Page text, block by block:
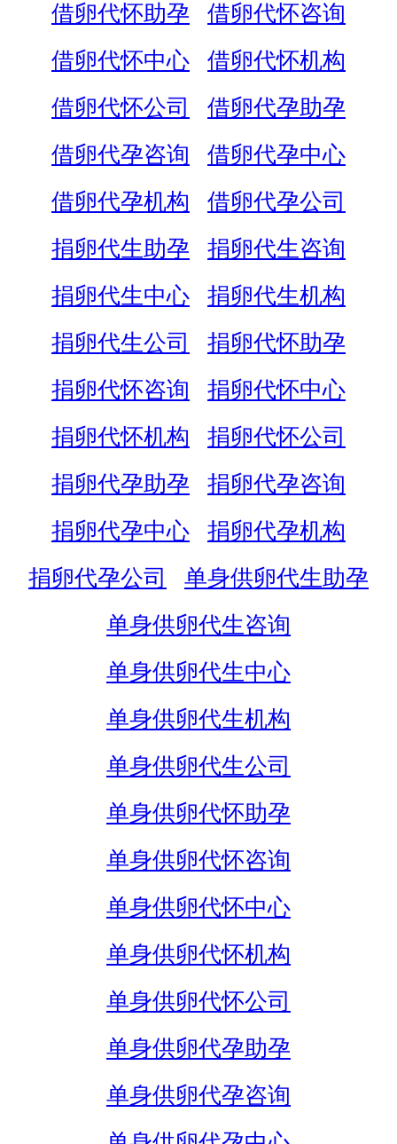
借卵代怀助孕
借卵代怀咨询
借卵代怀中心
借卵代怀机构
借卵代怀公司
借卵代孕助孕
借卵代孕咨询
借卵代孕中心
借卵代孕机构
借卵代孕公司
捐卵代生助孕
捐卵代生咨询
捐卵代生中心
捐卵代生机构
捐卵代生公司
捐卵代怀助孕
捐卵代怀咨询
捐卵代怀中心
捐卵代怀机构
捐卵代怀公司
捐卵代孕助孕
捐卵代孕咨询
捐卵代孕中心
捐卵代孕机构
捐卵代孕公司
单身供卵代生助孕
单身供卵代生咨询
单身供卵代生中心
单身供卵代生机构
单身供卵代生公司
单身供卵代怀助孕
单身供卵代怀咨询
单身供卵代怀中心
单身供卵代怀机构
单身供卵代怀公司
单身供卵代孕助孕
单身供卵代孕咨询